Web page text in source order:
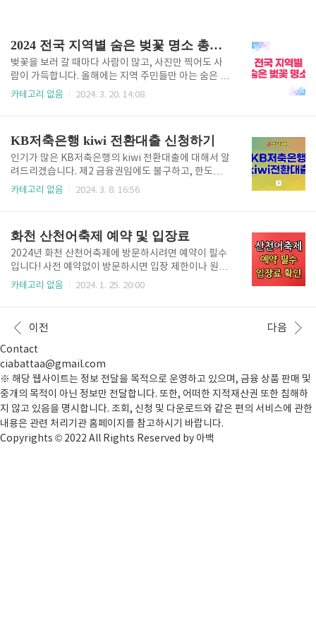
2024 전국 지역별 숨은 벚꽃 명소 총정리
벚꽃을 보러 갈 때마다 사람이 많고, 사진만 찍어도 사
람이 가득합니다. 올해에는 지역 주민들만 아는 숨은 벚
꽃 명소에 가서 여유롭게 사진도 찍고 좋은 추억 만들어
장점이 있습니다.) 벚꽃명소 pdf 다운로드 주민들만 안
다는 벚꽃명소를 검색하여, 숨은 곳만 파일로 직접 정리
했습니다. pdf파일로 편하게 벚꽃 명소 리스트를 확인
하실 수 있습니다. 벚꽃명소 이미지 다운로드 편하게 벚
꽃명소를 이미지로 다운받아 핸드폰 갤러리 사진첩에
구글문서는 벚꽃 명소가 ..
카테고리 없음 2024. 3. 20. 14:08
KB저축은행 kiwi 전환대출 신청하기
인기가 많은 KB저축은행의 kiwi 전환대출에 대해서 알
려드리겠습니다. 제2 금융권임에도 불구하고, 한도가
최대 1억까지 넉넉하게 제공되고, 신용등급 9등급 이상
kiwi뱅크 앱에서 본인확인만 하시면, 나의 한도와 금리
확인, 결과까지 바로 확인하실 수 있습니다. kiwi 전환
대출 신청 👆🏻 신청대상 확인 kiwi 전환대출 신청대상은
아래와 같습니다. 1. 재직기간이 3개월 이상이고, 연간
소득이 1200만 원 이상인 직장인 2. 다른 기관의 채무
고, 만 20세 이상인 내국인이신 분 4. KCB 개인..
카테고리 없음 2024. 3. 8. 16:56
화천 산천어축제 예약 및 입장료
2024년 화천 산천어축제에 방문하시려면 예약이 필수
입니다! 사전 예약없이 방문하시면 입장 제한이나 원하
시는 체험을 하지 못하고 발걸음을 돌리실 수 있습니다.
제 예약 접수 축제 기간 : 2024년 1월 6일(토) ~ 1월 28
일(일) 축제 시간 평일 : 09:00 ~ 18:00(접수 08:30~17:
00) 주말 : 08:30 ~ 18:00(접수 07:00~17:00) 산천어
축제 예약 낚시터 장소 : 축제장의 상류 (지도 확인) ※
주말에는 오전에 조기 마감될수가 있으니 오픈시간에
맞추어 방문하시거나, 예약 후 방문하세요. 입장권은 이
용당일 산천어축제 현장 매표소에서 본인 확인하고 표
를 받으시면 됩니다...
카테고리 없음 2024. 1. 25. 20:00
이전 다음
Contact
ciabattaa@gmail.com
※ 해당 웹사이트는 정보 전달을 목적으로 운영하고 있으며, 금융 상품 판매 및
중개의 목적이 아닌 정보만 전달합니다. 또한, 어떠한 지적재산권 또한 침해하
지 않고 있음을 명시합니다. 조회, 신청 및 다운로드와 같은 편의 서비스에 관한
내용은 관련 처리기관 홈페이지를 참고하시기 바랍니다.
Copyrights © 2022 All Rights Reserved by 아백